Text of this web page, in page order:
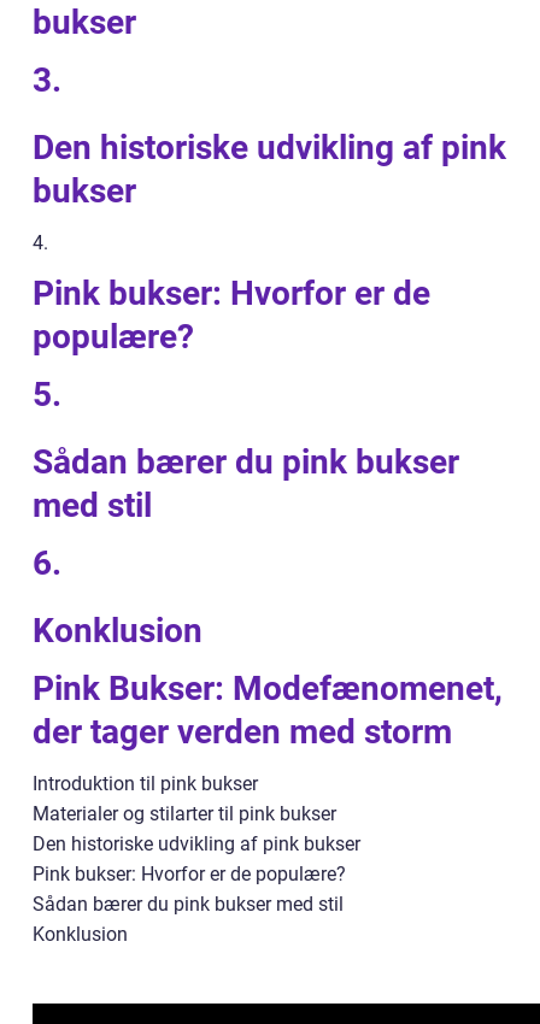
bukser
3.
Den historiske udvikling af pink
bukser
4.
Pink bukser: Hvorfor er de
populære?
5.
Sådan bærer du pink bukser
med stil
6.
Konklusion
Pink Bukser: Modefænomenet,
der tager verden med storm
Introduktion til pink bukser
Materialer og stilarter til pink bukser
Den historiske udvikling af pink bukser
Pink bukser: Hvorfor er de populære?
Sådan bærer du pink bukser med stil
Konklusion